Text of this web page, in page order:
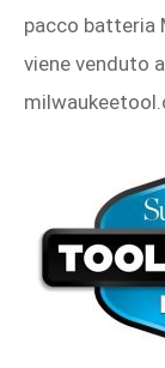
pacco batteria
viene venduto